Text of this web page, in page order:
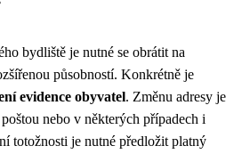
bydliště je nutné se obrátit na
působností. Konkrétně je
evidence obyvatel. Změnu adresy je
nebo v některých případech i
totožnosti je nutné předložit platný